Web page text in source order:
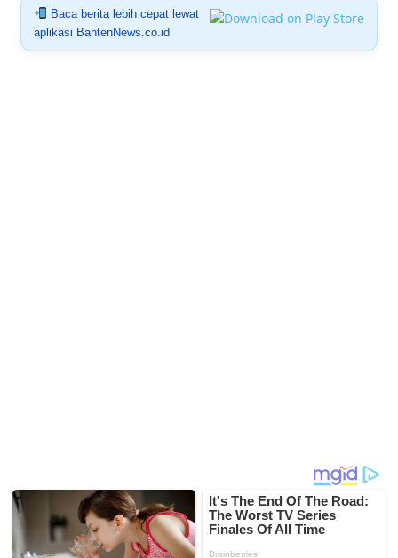
Baca berita lebih cepat lewat
aplikasi BantenNews.co.id